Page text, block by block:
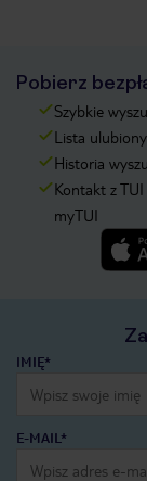
Pobierz
Szybkie
Lista
Historia
Kontakt z
myTUI
IMIĘ*
E-MAIL*